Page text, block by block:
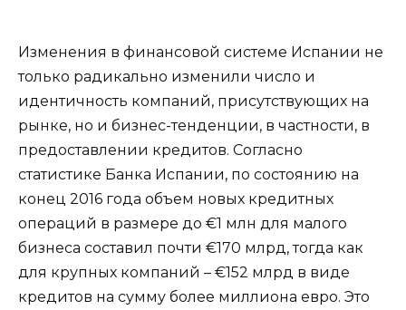
Изменения в финансовой системе Испании не
только радикально изменили число и
идентичность компаний, присутствующих на
рынке, но и бизнес-тенденции, в частности, в
предоставлении кредитов. Согласно
статистике Банка Испании, по состоянию на
конец 2016 года объем новых кредитных
операций в размере до €1 млн для малого
бизнеса составил почти €170 млрд, тогда как
для крупных компаний – €152 млрд в виде
кредитов на сумму более миллиона евро. Это